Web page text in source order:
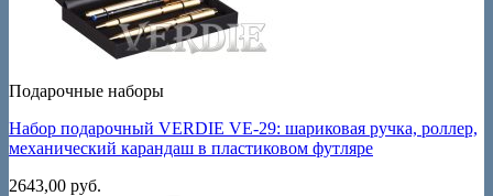
Подарочные наборы
Набор подарочный VERDIE VE-29: шариковая ручка, роллер,
механический карандаш в пластиковом футляре
2643,00 руб.